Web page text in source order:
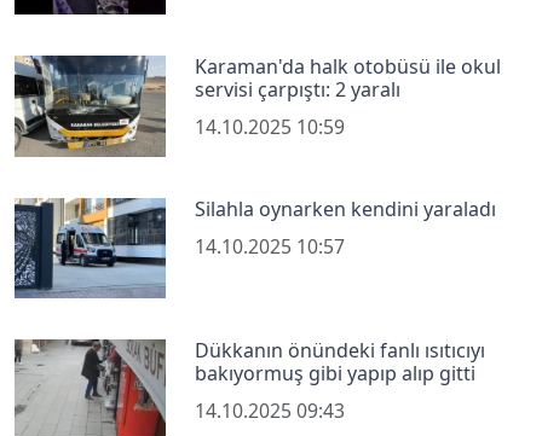
Karaman'da halk otobüsü ile okul
servisi çarpıştı: 2 yaralı
14.10.2025 10:59
Silahla oynarken kendini yaraladı
14.10.2025 10:57
Dükkanın önündeki fanlı ısıtıcıyı
bakıyormuş gibi yapıp alıp gitti
14.10.2025 09:43